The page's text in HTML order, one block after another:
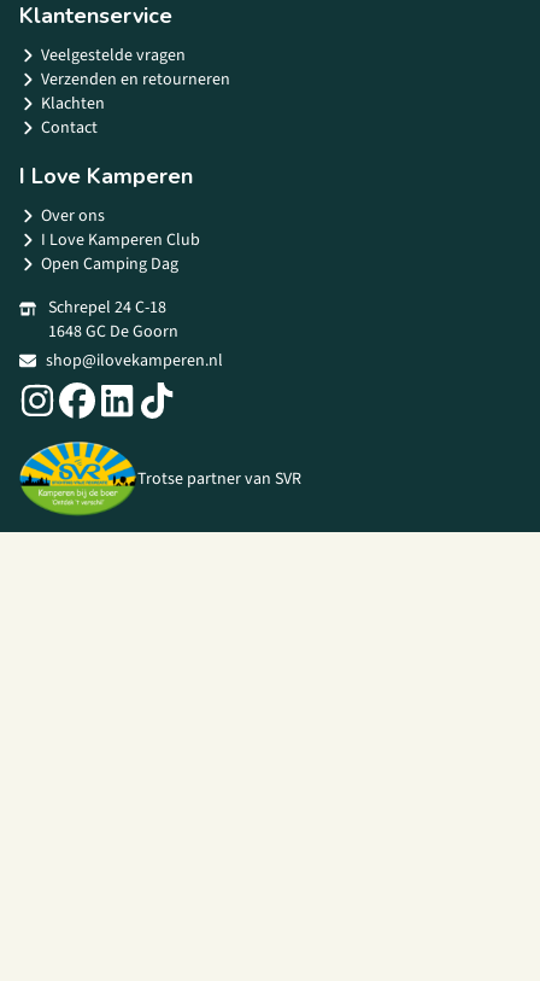
Klantenservice
Veelgestelde vragen
Verzenden en retourneren
Klachten
Contact
I Love Kamperen
Over ons
I Love Kamperen Club
Open Camping Dag
Schrepel 24 C-18
1648 GC De Goorn
shop@ilovekamperen.nl
Trotse partner van SVR